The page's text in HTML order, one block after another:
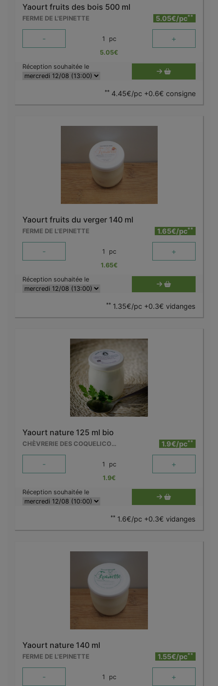
Yaourt fruits des bois 500 ml
FERME DE L'EPINETTE 5.05€/pc**
- 1 pc +
5.05€
Réception souhaitée le
** 4.45€/pc +0.6€ consigne
Yaourt fruits du verger 140 ml
FERME DE L'EPINETTE 1.65€/pc**
- 1 pc +
1.65€
Réception souhaitée le
** 1.35€/pc +0.3€ vidanges
Yaourt nature 125 ml bio
CHÈVRERIE DES COQUELICOTS 1.9€/pc**
- 1 pc +
1.9€
Réception souhaitée le
** 1.6€/pc +0.3€ vidanges
Yaourt nature 140 ml
FERME DE L'EPINETTE 1.55€/pc**
- 1 pc +